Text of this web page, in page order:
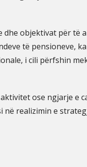
dhe objektivat për
të pensioneve,
i cili përfshin
ose ngjarje e
realizimin e